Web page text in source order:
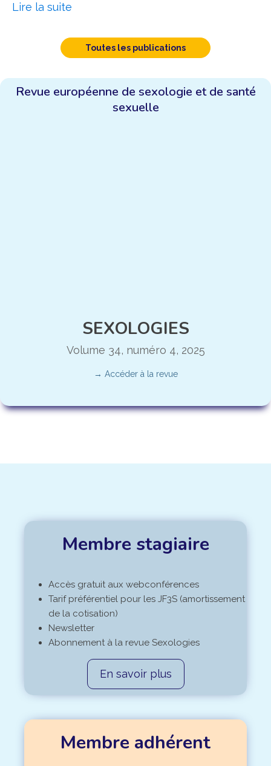
Lire la suite
Toutes les publications
Revue européenne de sexologie et de santé
sexuelle
SEXOLOGIES
Volume 34, numéro 4, 2025
→ Accéder à la revue
Membre stagiaire
Accès gratuit aux webconférences
Tarif préférentiel pour les JF3S (amortissement
de la cotisation)
Newsletter
Abonnement à la revue Sexologies
En savoir plus
Membre adhérent